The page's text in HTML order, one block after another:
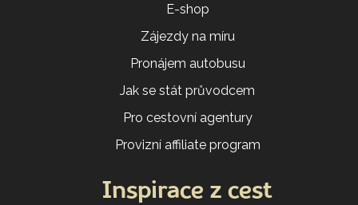
E-shop
Zájezdy na míru
Pronájem autobusu
Jak se stát průvodcem
Pro cestovní agentury
Provizní affiliate program
Inspirace z cest